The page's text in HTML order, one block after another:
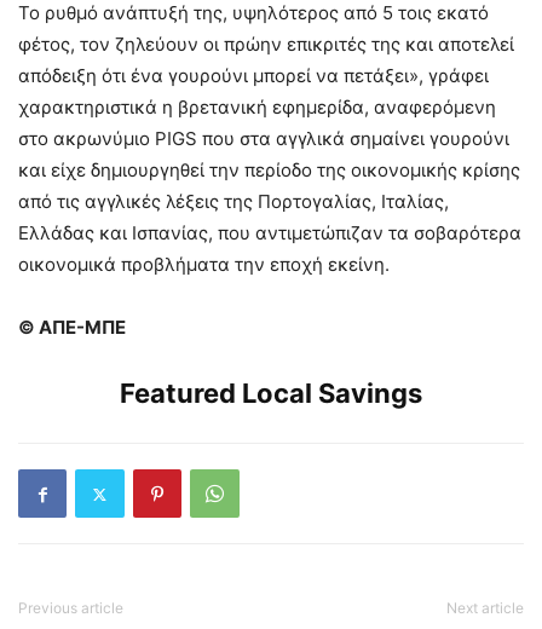
Το ρυθμό ανάπτυξή της, υψηλότερος από 5 τοις εκατό
φέτος, τον ζηλεύουν οι πρώην επικριτές της και αποτελεί
απόδειξη ότι ένα γουρούνι μπορεί να πετάξει», γράφει
χαρακτηριστικά η βρετανική εφημερίδα, αναφερόμενη
στο ακρωνύμιο PIGS που στα αγγλικά σημαίνει γουρούνι
και είχε δημιουργηθεί την περίοδο της οικονομικής κρίσης
από τις αγγλικές λέξεις της Πορτογαλίας, Ιταλίας,
Ελλάδας και Ισπανίας, που αντιμετώπιζαν τα σοβαρότερα
οικονομικά προβλήματα την εποχή εκείνη.
© ΑΠΕ-ΜΠΕ
Featured Local Savings
Previous article Next article